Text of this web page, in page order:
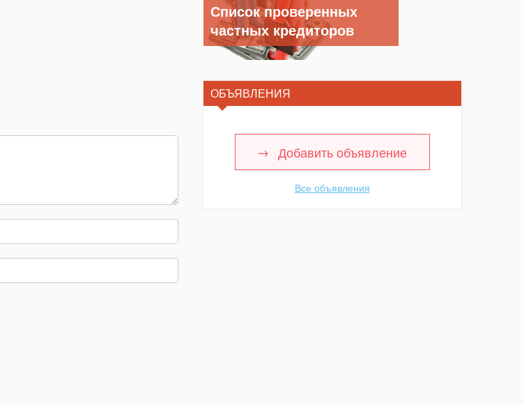
Список проверенных
частных кредиторов
ОБЪЯВЛЕНИЯ
Добавить объявление
Все объявления